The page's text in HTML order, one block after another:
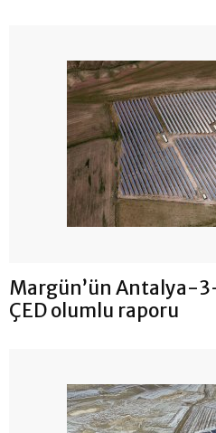
Margün’ün Antalya-3-
ÇED olumlu raporu